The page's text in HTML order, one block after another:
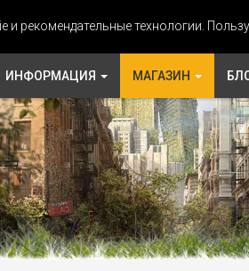
рекомендательные технологии.
ИНФОРМАЦИЯ МАГАЗИН